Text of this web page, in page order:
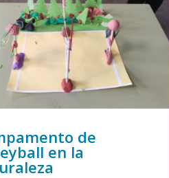
de
en la